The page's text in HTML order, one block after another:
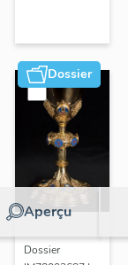
Dossier
Aperçu
Dossier